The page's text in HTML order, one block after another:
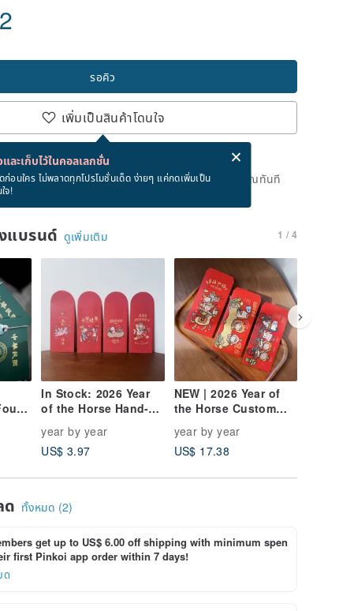
รอคิว
เพิ่มเป็นสินค้าโดนใจ
ละเก็บไว้ในคอลเลกชั่น
ก่อนใคร ไม่พลาดทุกโปรโมชั่นเด็ด ง่ายๆ แค่กดเพิ่มเป็น
จ!
ส่ง eCard ฟรีเมื่อซื้อสินค้า!
ว แต่คุณสามารถกดปุ่ม "รอคิว" และเราจะแจ้งเตือนคุณทันที
แบรนด์ ดูเพิ่มเติม 1 / 4
In Stock: 2026 Year
of the Horse Hand-
Envelopes (Set of 5) -
Original Exclusive
year by year
US$ 3.97
NEW | 2026 Year of
the Horse Custom
Painted Red
Envelope - Set of 7 |
Product
year by year
US$ 17.38
ด ทั้งหมด (2)
get up to US$ 6.00 off shipping with minimum spen
first Pinkoi app order within 7 days!
ด